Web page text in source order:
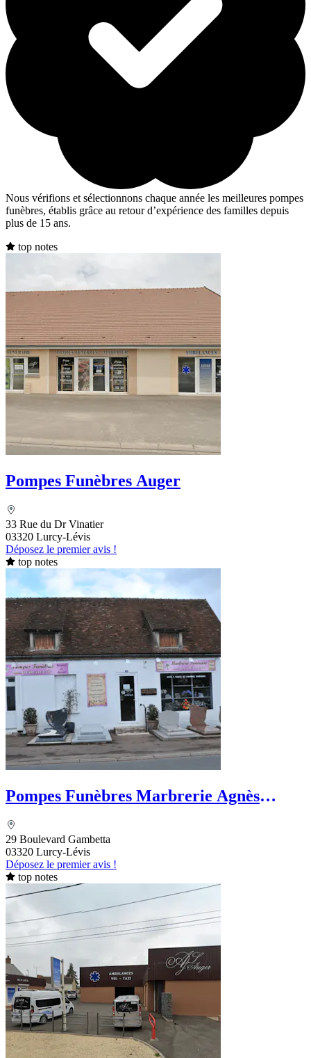
Nous vérifions et sélectionnons chaque année les meilleures pompes
funèbres, établis grâce au retour d’expérience des familles depuis
plus de 15 ans.
top notes
Pompes Funèbres Auger
33 Rue du Dr Vinatier
03320 Lurcy-Lévis
Déposez le premier avis !
top notes
Pompes Funèbres Marbrerie Agnès
29 Boulevard Gambetta
03320 Lurcy-Lévis
Déposez le premier avis !
top notes